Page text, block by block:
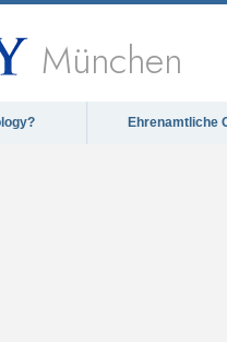
München
Ehrenamtliche